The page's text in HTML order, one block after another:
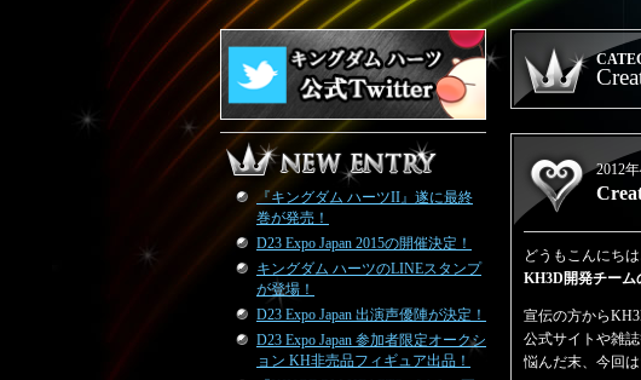
2012
どうもこんにちは
KH3D開発チーム
宣伝の方から
公式サイトや雑
悩んだ末、今回
『キングダム ハーツII』遂に最終
巻が発売！
D23 Expo Japan 2015の開催決定！
キングダム ハーツのLINEスタンプ
が登場！
D23 Expo Japan 出演声優陣が決定！
D23 Expo Japan 参加者限定オークシ
ョン KH非売品フィギュア出品！